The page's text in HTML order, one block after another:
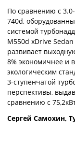
По сравнению с
740d,
системой
M550d xDrive
развивает
8% экономичнее и
экологическим
3-ступенчатой
перспективы,
сравнению с
Сергей Самохин,